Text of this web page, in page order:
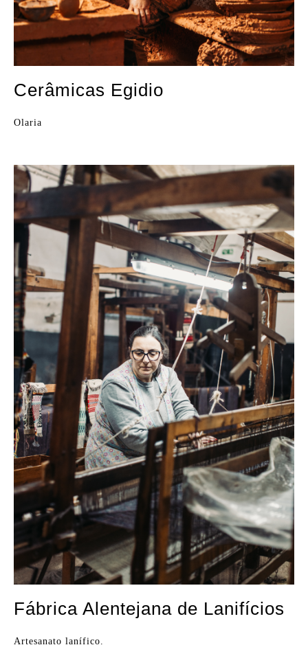
Cerâmicas Egidio
Olaria
Fábrica Alentejana de Lanifícios
Artesanato lanífico.